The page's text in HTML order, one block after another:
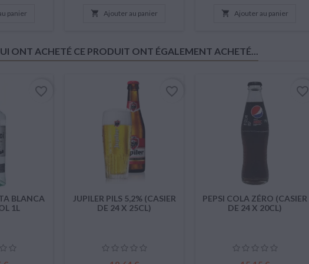
panier  Ajouter au panier  Ajouter au panier
ONT ACHETÉ CE PRODUIT ONT ÉGALEMENT ACHETÉ...
BLANCA
1L
favorite_border
JUPILER PILS 5,2% (CASIER
DE 24 X 25CL)
favorite_border
PEPSI COLA ZÉRO (CASIER
DE 24 X 20CL)
favorite_border